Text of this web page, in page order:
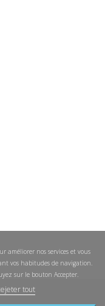
améliorer nos services et vous
vos habitudes de navigation.
sur le bouton Accepter.
tout